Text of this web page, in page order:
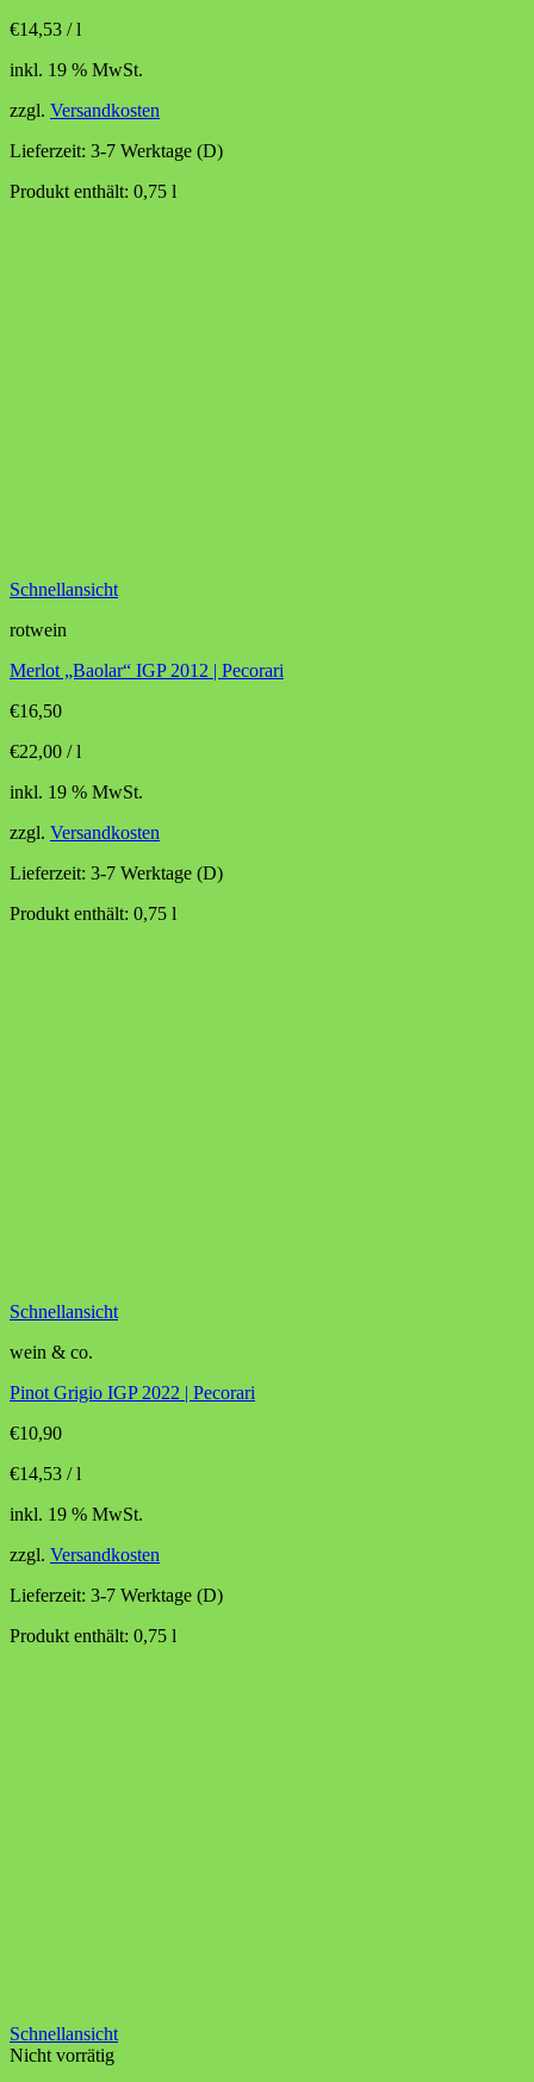
€14,53 /l
inkl. 19 % MwSt.
zzgl. Versandkosten
Lieferzeit: 3-7 Werktage (D)
Produkt enthält: 0,75 l
Schnellansicht
rotwein
Merlot „Baolar“ IGP 2012 | Pecorari
€16,50
€22,00 /l
inkl. 19 % MwSt.
zzgl. Versandkosten
Lieferzeit: 3-7 Werktage (D)
Produkt enthält: 0,75 l
Schnellansicht
wein & co.
Pinot Grigio IGP 2022 | Pecorari
€10,90
€14,53 /l
inkl. 19 % MwSt.
zzgl. Versandkosten
Lieferzeit: 3-7 Werktage (D)
Produkt enthält: 0,75 l
Schnellansicht
Nicht vorrätig